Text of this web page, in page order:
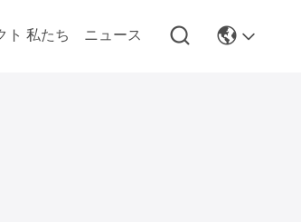
ト 私たち ニュース